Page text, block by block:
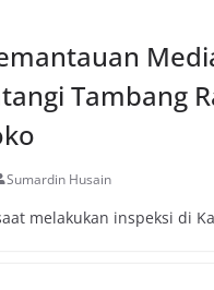
Tambang
Sumardin Husain
melakukan inspeksi di